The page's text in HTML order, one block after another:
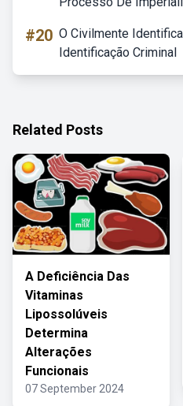
#20 O Civilmente
Identificação Criminal
Related Posts
A Deficiência Das
Vitaminas
Lipossolúveis
Determina
Alterações
Funcionais
07 September 2024